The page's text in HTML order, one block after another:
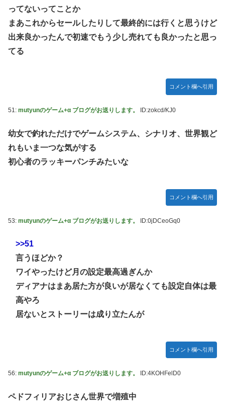
ってないってことか
まあこれからセールしたりして最終的には行くと思うけど
出来良かったんで初速でもう少し売れても良かったと思っ
てる
コメント欄へ引用
51: mutyunのゲーム+α ブログがお送りします。 ID:zokcd/KJ0
幼女で釣れただけでゲームシステム、シナリオ、世界観ど
れもいま一つな気がする
初心者のラッキーパンチみたいな
コメント欄へ引用
53: mutyunのゲーム+α ブログがお送りします。 ID:0jDCeoGq0
>>51
言うほどか？
ワイやったけど月の設定最高過ぎんか
ディアナはまあ居た方が良いが居なくても設定自体は最
高やろ
居ないとストーリーは成り立たんが
コメント欄へ引用
56: mutyunのゲーム+α ブログがお送りします。 ID:4KOHFelD0
ペドフィリアおじさん世界で増殖中